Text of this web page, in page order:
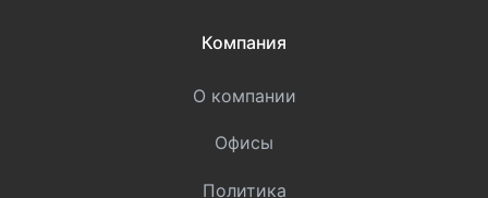
Компания
О компании
Офисы
Политика